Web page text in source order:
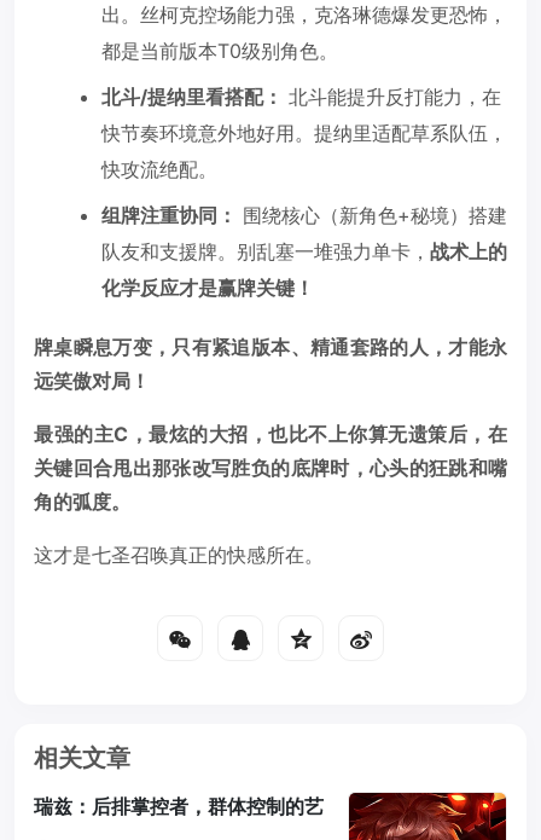
出。丝柯克控场能力强，克洛琳德爆发更恐怖，
都是当前版本T0级别角色。
北斗/提纳里看搭配： 北斗能提升反打能力，在
快节奏环境意外地好用。提纳里适配草系队伍，
快攻流绝配。
组牌注重协同： 围绕核心（新角色+秘境）搭建
队友和支援牌。别乱塞一堆强力单卡， 战术上的
化学反应才是赢牌关键！
牌桌瞬息万变，只有紧追版本、精通套路的人，才能永
远笑傲对局！
最强的主C，最炫的大招，也比不上你算无遗策后，在
关键回合甩出那张改写胜负的底牌时，心头的狂跳和嘴
角的弧度。
这才是七圣召唤真正的快感所在。
相关文章
瑞兹：后排掌控者，群体控制的艺